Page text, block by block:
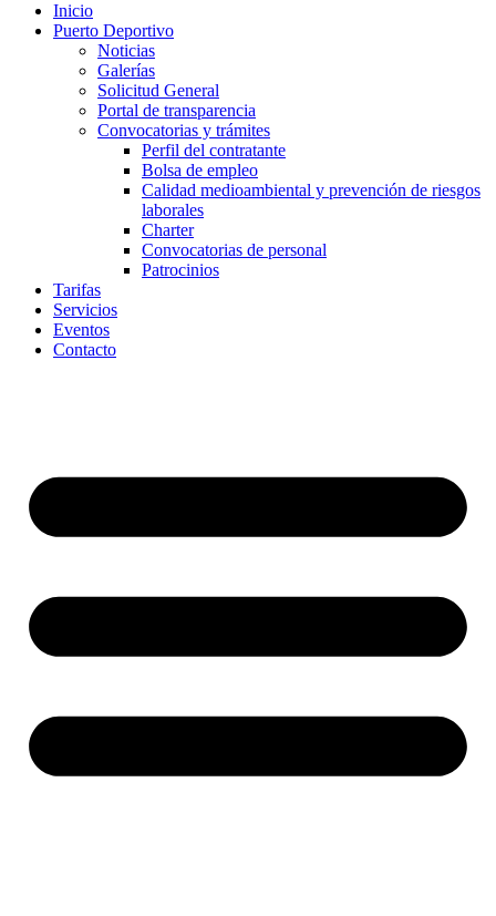
Inicio
Puerto Deportivo
Noticias
Galerías
Solicitud General
Portal de transparencia
Convocatorias y trámites
Perfil del contratante
Bolsa de empleo
Calidad medioambiental y prevención de riesgos
laborales
Charter
Convocatorias de personal
Patrocinios
Tarifas
Servicios
Eventos
Contacto